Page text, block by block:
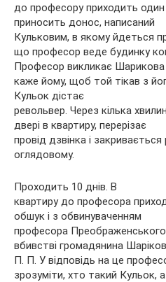
до професору приходить один
приносить донос, написаний
Кульковим, в якому йдеться
що професор веде будинку
Професор викликає Шарикова
каже йому, щоб той тікав з
Кульок дістає
револьвер. Через кілька
двері в квартиру, перерізає
провід дзвінка і
оглядовому.
Проходить 10 днів. В
квартиру до професора
обшук і з обвинуваченням
професора
вбивстві громадянина
П. П. У відповідь на це
зрозуміти, хто такий Кульок, а